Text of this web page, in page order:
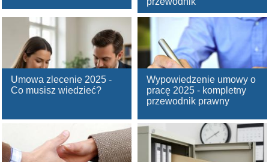
Umowa zlecenie 2025 -
Co musisz wiedzieć?
Wypowiedzenie umowy o
pracę 2025 - kompletny
przewodnik prawny